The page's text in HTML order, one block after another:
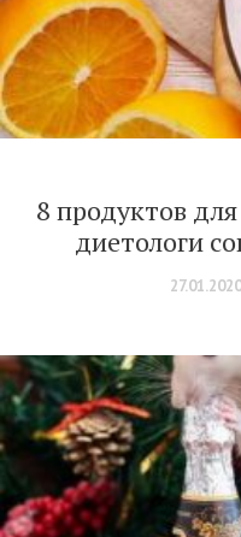
8 продуктов
диетологи
27.01.2020